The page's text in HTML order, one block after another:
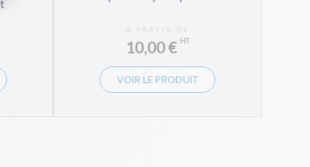
À PARTIR DE
10,00 €
VOIR LE PRODUIT